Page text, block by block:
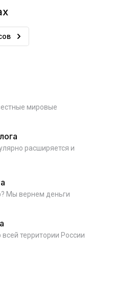
мировые
расширяется и
Мы вернем деньги
территории России